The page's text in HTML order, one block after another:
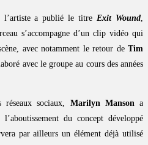
l’artiste a publié le titreExit Wound,
s’accompagne d’un clip vidéo qui
avec notamment le retour de Tim
avec le groupe au cours des années
sociaux, Marilyn Mansona
du concept développé
par ailleurs un élément déjà utilisé